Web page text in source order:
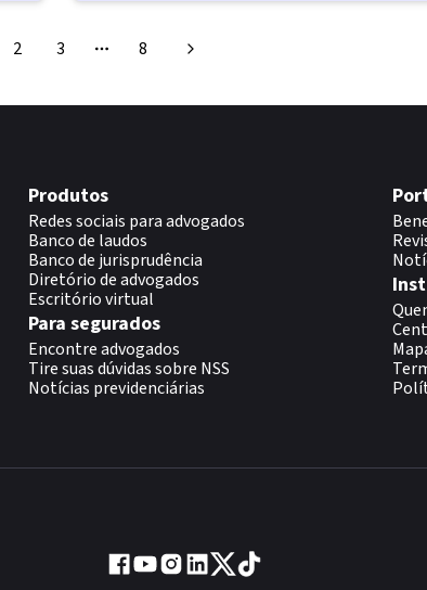
2 3 More pages
8
Produtos
Redes sociais para advogados
Banco de laudos
Banco de jurisprudência
Diretório de advogados
Escritório virtual
Para segurados
Encontre advogados
Tire suas dúvidas sobre NSS
Notícias previdenciárias